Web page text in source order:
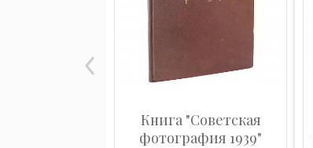
Книга "Советская
фотография 1939"